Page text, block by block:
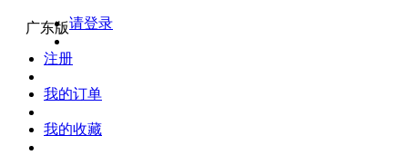
广东版请登录
注册
我的订单
我的收藏